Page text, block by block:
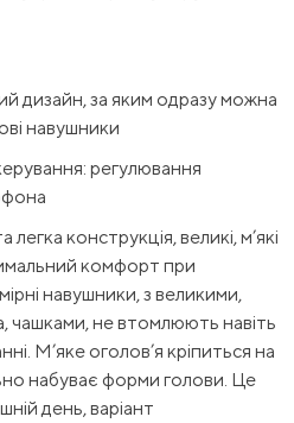
дизайн, за яким одразу можна
навушники
регулювання
легка конструкція, великі, м’які
комфорт при
навушники, з великими,
чашками, не втомлюють навіть
М’яке оголов’я кріпиться на
набуває форми голови. Це
день, варіант